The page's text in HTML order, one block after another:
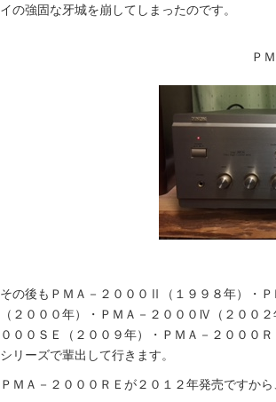
イの強固な牙城を崩してしまったのです。
Ｐ
その後もＰＭＡ－２０００Ⅱ（１９９８年）・
（２０００年）・ＰＭＡ－２０００Ⅳ（２００
０００ＳＥ（２００９年）・ＰＭＡ－２０００
シリーズで輩出して行きます。
ＰＭＡ－２０００ＲＥが２０１２年発売ですか